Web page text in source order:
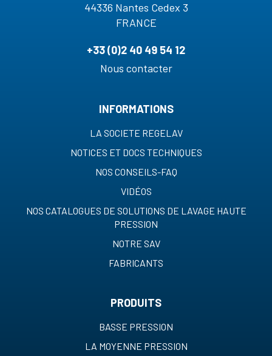
44336 Nantes Cedex 3
FRANCE
+33 (0)2 40 49 54 12
Nous contacter
INFORMATIONS
LA SOCIETE REGELAV
NOTICES ET DOCS TECHNIQUES
NOS CONSEILS-FAQ
VIDÉOS
NOS CATALOGUES DE SOLUTIONS DE LAVAGE HAUTE
PRESSION
NOTRE SAV
FABRICANTS
PRODUITS
BASSE PRESSION
LA MOYENNE PRESSION